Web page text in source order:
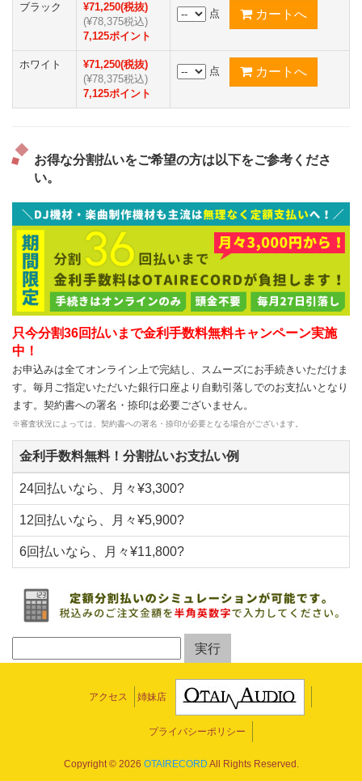
ブラック
¥71,250(税抜)
(¥78,375税込)
7,125ポイント
点
ホワイト
¥71,250(税抜)
(¥78,375税込)
7,125ポイント
点
お得な分割払いをご希望の方は以下をご参考くださ
い。
只今分割36回払いまで金利手数料無料キャンペーン実施
中！
お申込みは全てオンライン上で完結し、スムーズにお手続きいただけま
す。毎月ご指定いただいた銀行口座より自動引落しでのお支払いとなり
ます。契約書への署名・捺印は必要ございません。
※審査状況によっては、契約書への署名・捺印が必要となる場合がございます。
金利手数料無料！分割払いお支払い例
24回払いなら、月々¥3,300?
12回払いなら、月々¥5,900?
6回払いなら、月々¥11,800?
アクセス 姉妹店
プライバシーポリシー
Copyright © 2026 OTAIRECORD All Rights Reserved.